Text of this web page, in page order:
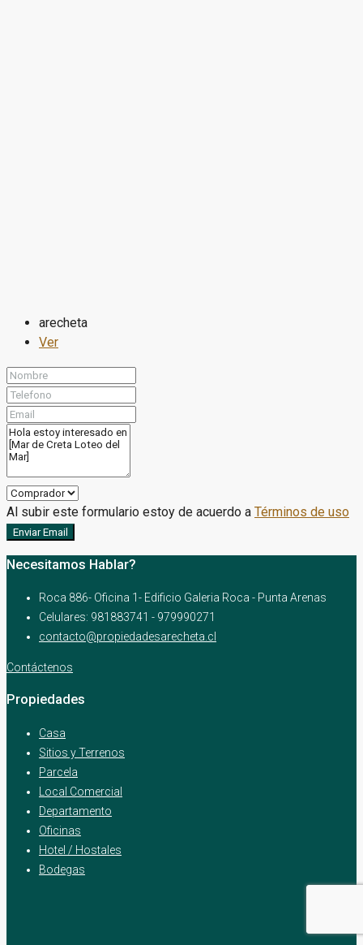
arecheta
Ver
Al subir este formulario estoy de acuerdo a Términos de uso
Enviar Email
Necesitamos Hablar?
Roca 886- Oficina 1- Edificio Galeria Roca - Punta Arenas
Celulares: 981883741 - 979990271
contacto@propiedadesarecheta.cl
Contáctenos
Propiedades
Casa
Sitios y Terrenos
Parcela
Local Comercial
Departamento
Oficinas
Hotel / Hostales
Bodegas